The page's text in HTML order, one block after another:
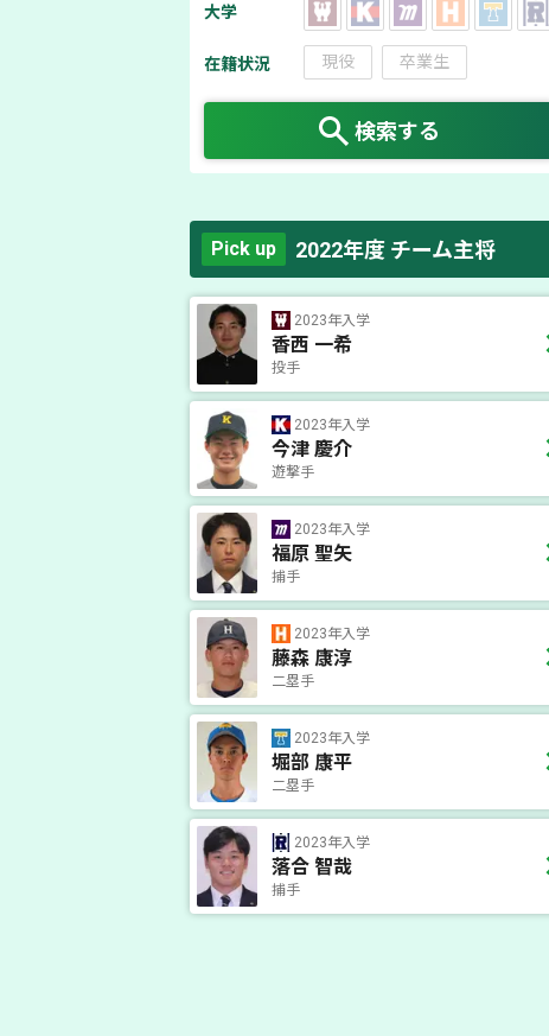
大学
在籍状況 現役 卒業生
検索する
Pick up 2022年度 チーム主将
2023年入学
香西 一希
投手
2023年入学
今津 慶介
遊撃手
2023年入学
福原 聖矢
捕手
2023年入学
藤森 康淳
二塁手
2023年入学
堀部 康平
二塁手
2023年入学
落合 智哉
捕手